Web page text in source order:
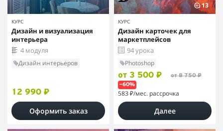
КУРС
Дизайн и визуализация
интерьера
4 модуля
Дизайн интерьеров
12 990 ₽
Оформить заказ
13
КУРС
Дизайн карточек для
маркетплейсов
94 урока
Photoshop
от 3 500 ₽ от 8 750 ₽
–60%
583 ₽/мес. рассрочка
Далее